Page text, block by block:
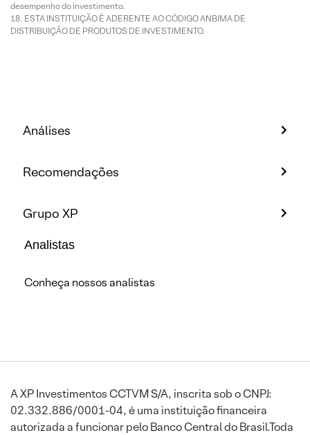
desempenho do investimento.
ESTA INSTITUIÇÃO É ADERENTE AO CÓDIGO ANBIMA DE
DISTRIBUIÇÃO DE PRODUTOS DE INVESTIMENTO.
Análises
Recomendações
Grupo XP
Analistas
Conheça nossos analistas
A XP Investimentos CCTVM S/A, inscrita sob o CNPJ:
02.332.886/0001-04, é uma instituição financeira
autorizada a funcionar pelo Banco Central do Brasil.Toda